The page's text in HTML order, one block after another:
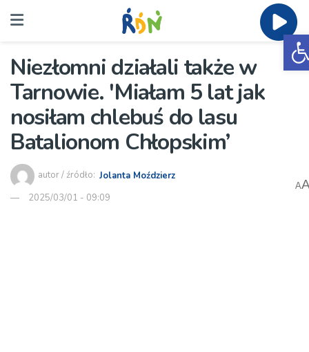
Niezłomni działali także w
Tarnowie. 'Miałam 5 lat jak
nosiłam chlebuś do lasu
Batalionom Chłopskim’
autor / źródło: Jolanta Moździerz
2025/03/01 - 09:09
A